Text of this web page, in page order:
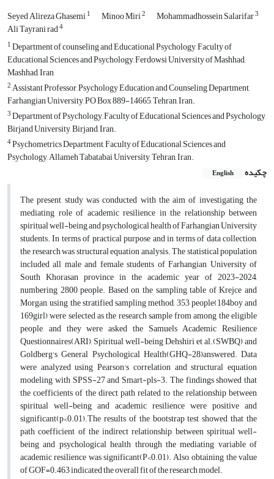
Seyed Alireza Ghasemi1 Minoo Miri2 Mohammadhossein Salarifar3
Ali Tayrani rad4
1Department of counseling and Educational Psychology, Faculty of
Educational Sciences and Psychology, Ferdowsi University of Mashhad,
Mashhad, Iran
2Assistant Professor, Psychology Education and Counseling Department,
Farhangian University, PO Box 889-14665, Tehran, Iran.
3Department of Psychology, Faculty of Educational Sciences and Psychology,
Birjand University, Birjand, Iran.
4Psychometrics Department, Faculty of Educational Sciences and
Psychology, Allameh Tabatabai University, Tehran, Iran.
چکیده
English
The present study was conducted with the aim of investigating the
mediating role of academic resilience in the relationship between
spiritual well-being and psychological health of Farhangian University
students. In terms of practical purpose and in terms of data collection,
the research was structural equation analysis. The statistical population
included all male and female students of Farhangian University of
South Khorasan province in the academic year of 2023-2024,
numbering 2800 people. Based on the sampling table of Krejce and
Morgan, using the stratified sampling method, 353 people(184boy and
169girl) were selected as the research sample from among the eligible
people, and they were asked the Samuels Academic Resilience
Questionnaires(ARI), Spiritual well-being Dehshiri et al.(SWBQ) and
Goldberg's General Psychological Health(GHQ-28)answered. Data
were analyzed using Pearson's correlation and structural equation
modeling with SPSS-27 and Smart-pls-3. The findings showed that
the coefficients of the direct path related to the relationship between
spiritual well-being and academic resilience were positive and
significant(p<0.01).The results of the bootstrap test showed that the
path coefficient of the indirect relationship between spiritual well-
being and psychological health through the mediating variable of
academic resilience was significant(P<0.01). Also, obtaining the value
of GOF=0.463 indicated the overall fit of the research model.